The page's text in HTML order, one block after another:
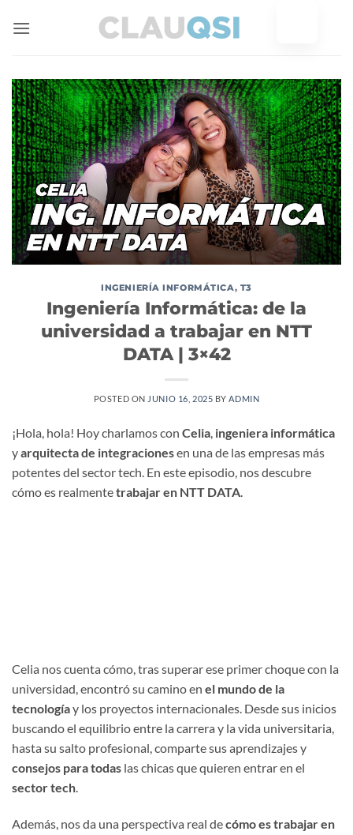
INGENIERÍA INFORMÁTICA, T3
Ingeniería Informática: de la
universidad a trabajar en NTT
DATA | 3×42
POSTED ON JUNIO 16, 2025 BYADMIN
¡Hola, hola! Hoy charlamos con Celia ingeniera informática
yarquitecta de integracionesen una de las empresas más
potentes del sector tech. En este episodio, nos descubre
cómo es realmentetrabajar en NTT DATA
Celia nos cuenta cómo, tras superar ese primer choque con la
universidad, encontró su camino en el mundo de la
tecnologíay los proyectos internacionales. Desde sus inicios
buscando el equilibrio entre la carrera y la vida universitaria,
hasta su salto profesional, comparte sus aprendizajes y
consejos para todas las chicas que quieren entrar en el
sector tech.
Además, nos da una perspectiva real decómo es trabajar en